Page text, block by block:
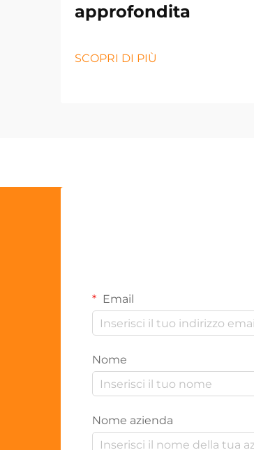
approfondita
SCOPRI DI PIÙ
Email
Nome
Nome azienda